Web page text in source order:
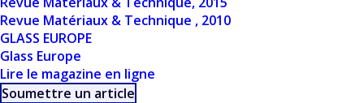
Revue Matériaux & Technique , 2010
GLASS EUROPE
Glass Europe
Lire le magazine en ligne
Soumettre un article
produits.
DESCRIPTION